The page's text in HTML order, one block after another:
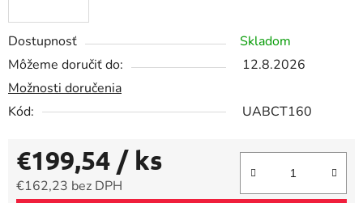
Dostupnosť
Skladom
Môžeme doručiť do:
12.8.2026
Možnosti doručenia
Kód:
UABCT160
€199,54 / ks
€162,23 bez DPH